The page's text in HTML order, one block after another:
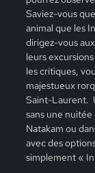
Saviez-vous
animal que les
dirigez-vousaux
leurs
les critiques,
majestueux
Saint-Laurent.
sans une nuitée
Natakam ou
avec des
simplement «